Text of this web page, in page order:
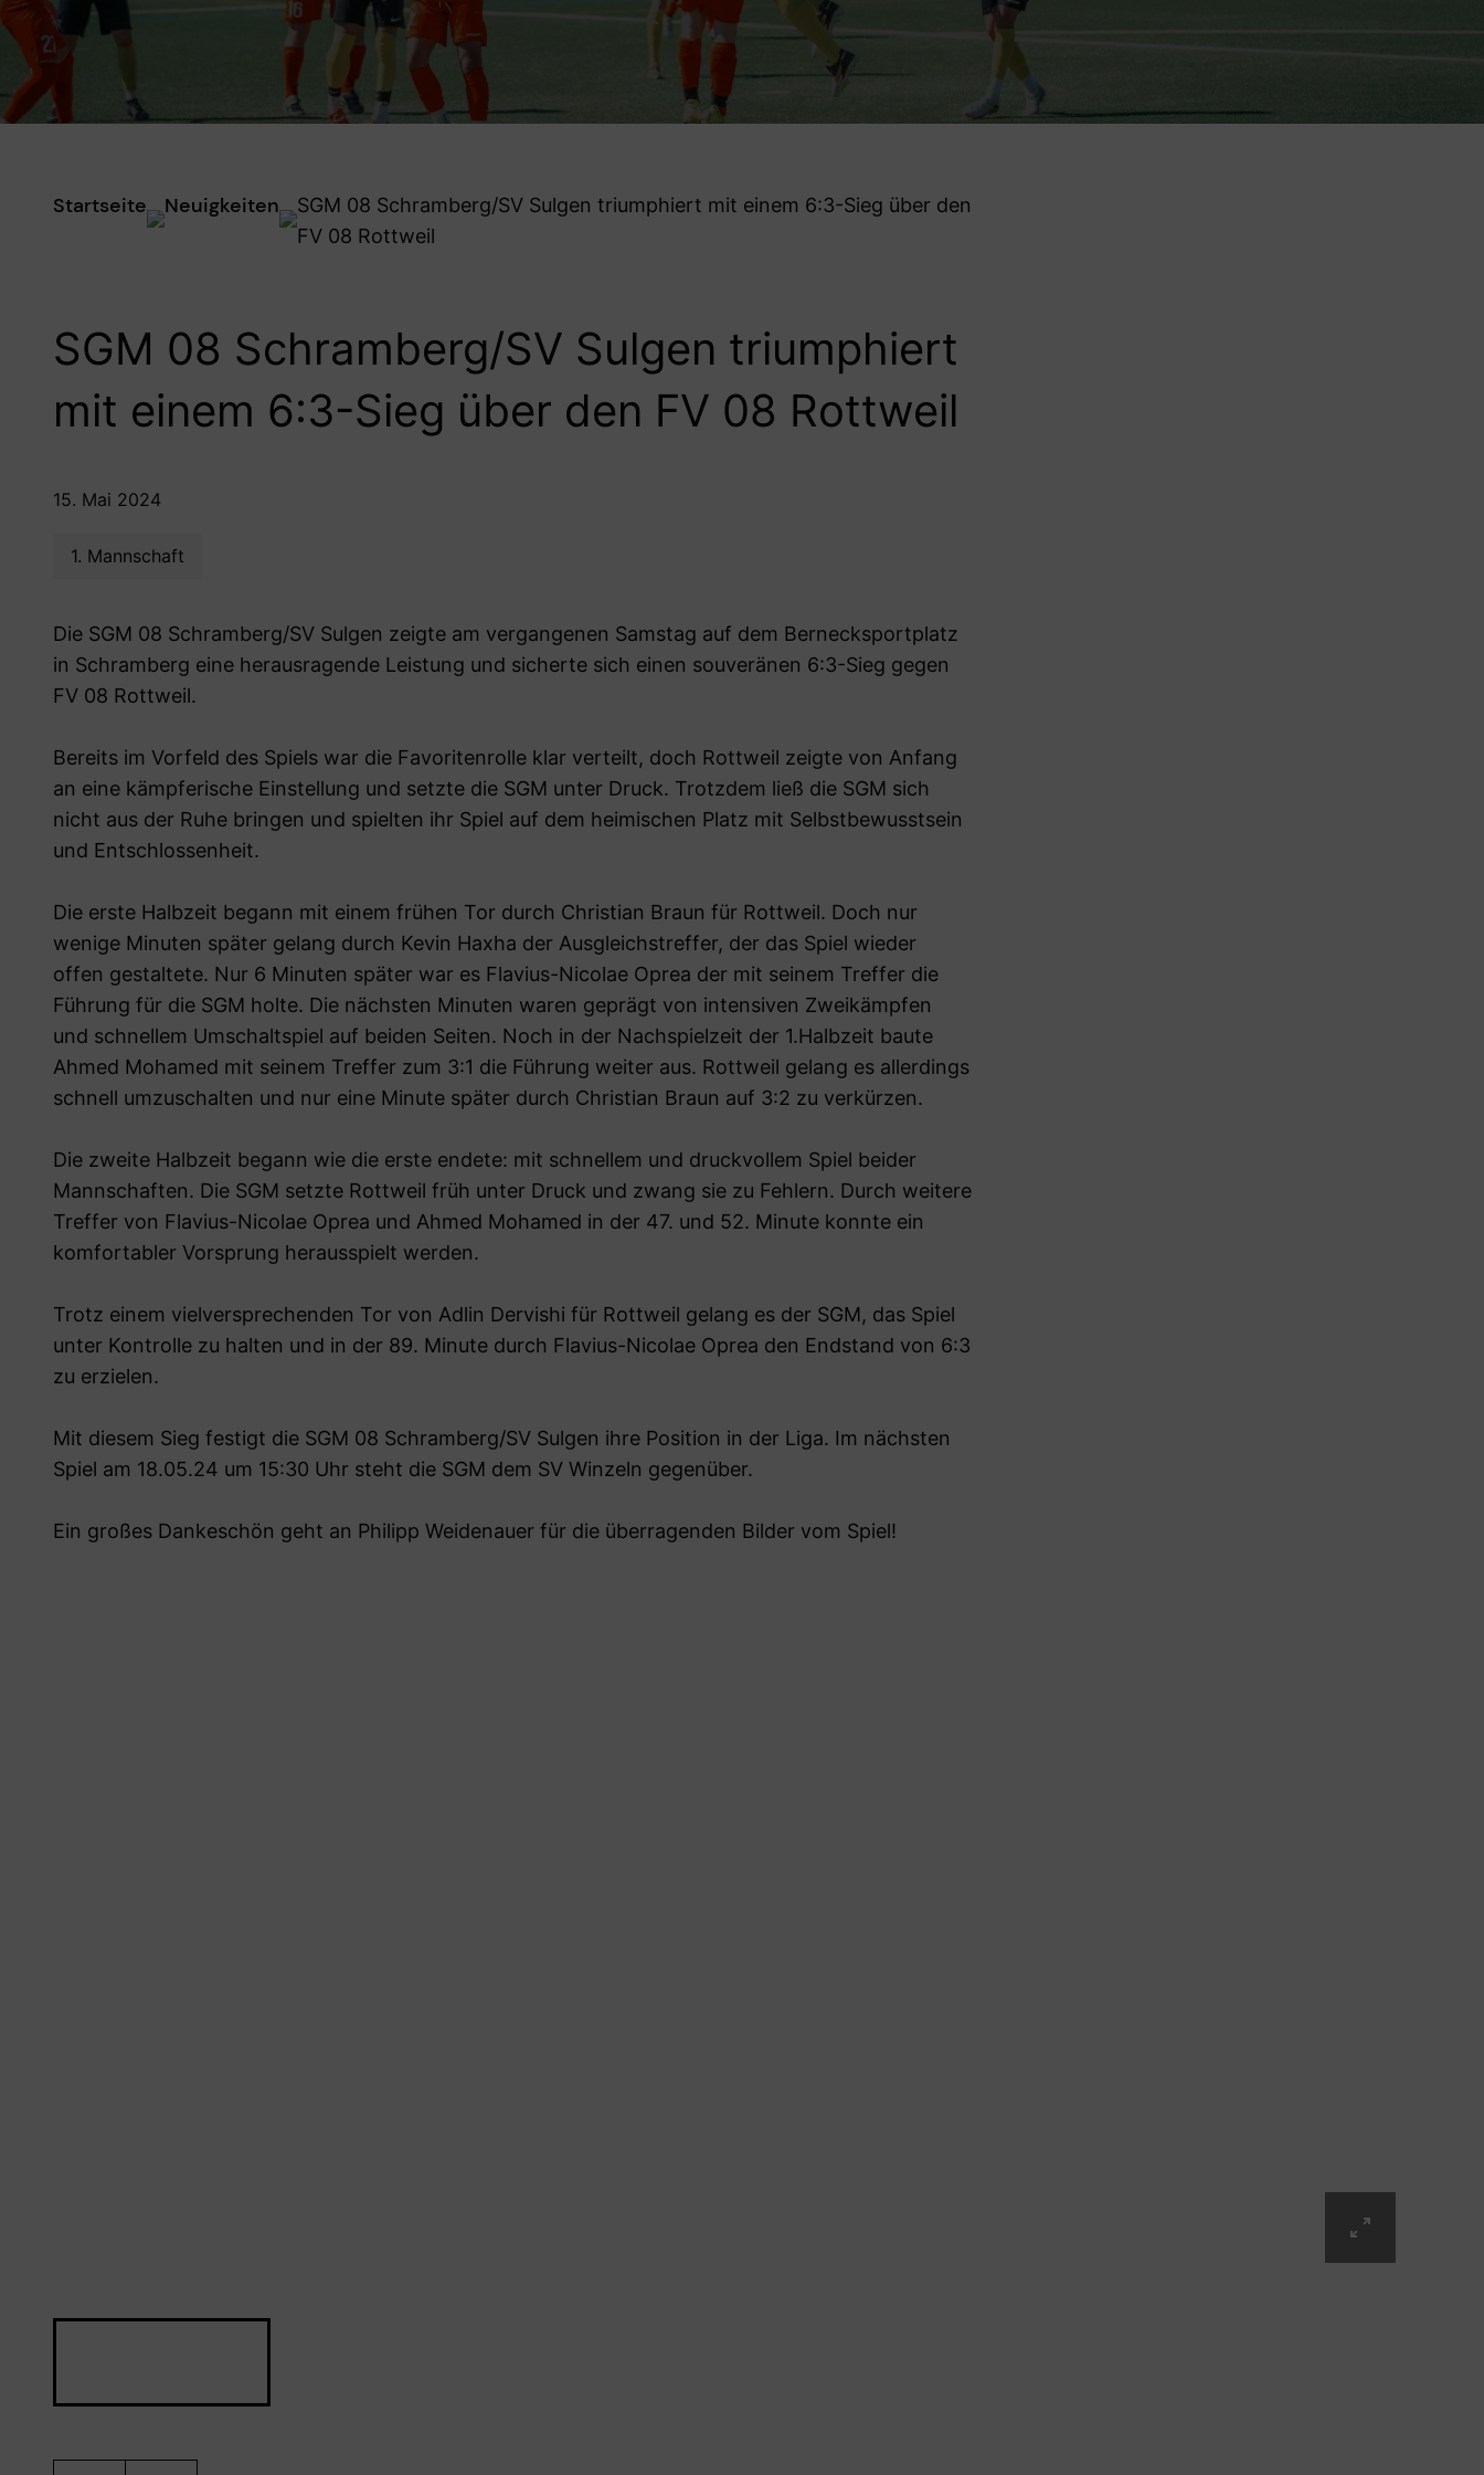
Startseite Neuigkeiten
SGM 08 Schramberg/SV Sulgen triumphiert mit einem 6:3-Sieg über den
FV 08 Rottweil
SGM 08 Schramberg/SV Sulgen triumphiert
mit einem 6:3-Sieg über den FV 08 Rottweil
15. Mai 2024
1. Mannschaft
Die SGM 08 Schramberg/SV Sulgen zeigte am vergangenen Samstag auf dem Bernecksportplatz
in Schramberg eine herausragende Leistung und sicherte sich einen souveränen 6:3-Sieg gegen
FV 08 Rottweil.
Bereits im Vorfeld des Spiels war die Favoritenrolle klar verteilt, doch Rottweil zeigte von Anfang
an eine kämpferische Einstellung und setzte die SGM unter Druck. Trotzdem ließ die SGM sich
nicht aus der Ruhe bringen und spielten ihr Spiel auf dem heimischen Platz mit Selbstbewusstsein
und Entschlossenheit.
Die erste Halbzeit begann mit einem frühen Tor durch Christian Braun für Rottweil. Doch nur
wenige Minuten später gelang durch Kevin Haxha der Ausgleichstreffer, der das Spiel wieder
offen gestaltete. Nur 6 Minuten später war es Flavius-Nicolae Oprea der mit seinem Treffer die
Führung für die SGM holte. Die nächsten Minuten waren geprägt von intensiven Zweikämpfen
und schnellem Umschaltspiel auf beiden Seiten. Noch in der Nachspielzeit der 1.Halbzeit baute
Ahmed Mohamed mit seinem Treffer zum 3:1 die Führung weiter aus. Rottweil gelang es allerdings
schnell umzuschalten und nur eine Minute später durch Christian Braun auf 3:2 zu verkürzen.
Die zweite Halbzeit begann wie die erste endete: mit schnellem und druckvollem Spiel beider
Mannschaften. Die SGM setzte Rottweil früh unter Druck und zwang sie zu Fehlern. Durch weitere
Treffer von Flavius-Nicolae Oprea und Ahmed Mohamed in der 47. und 52. Minute konnte ein
komfortabler Vorsprung herausspielt werden.
Trotz einem vielversprechenden Tor von Adlin Dervishi für Rottweil gelang es der SGM, das Spiel
unter Kontrolle zu halten und in der 89. Minute durch Flavius-Nicolae Oprea den Endstand von 6:3
zu erzielen.
Mit diesem Sieg festigt die SGM 08 Schramberg/SV Sulgen ihre Position in der Liga. Im nächsten
Spiel am 18.05.24 um 15:30 Uhr steht die SGM dem SV Winzeln gegenüber.
Ein großes Dankeschön geht an Philipp Weidenauer für die überragenden Bilder vom Spiel!